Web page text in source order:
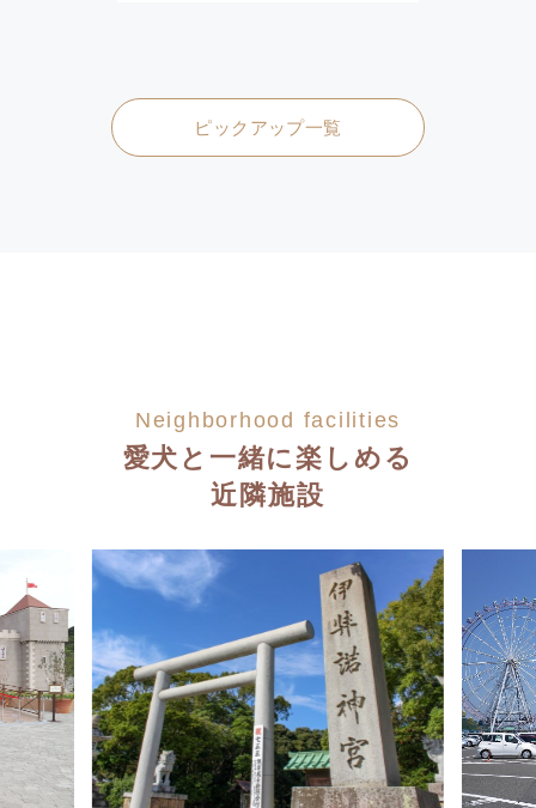
ピックアップ一覧
Neighborhood facilities
愛犬と一緒に楽しめる
近隣施設